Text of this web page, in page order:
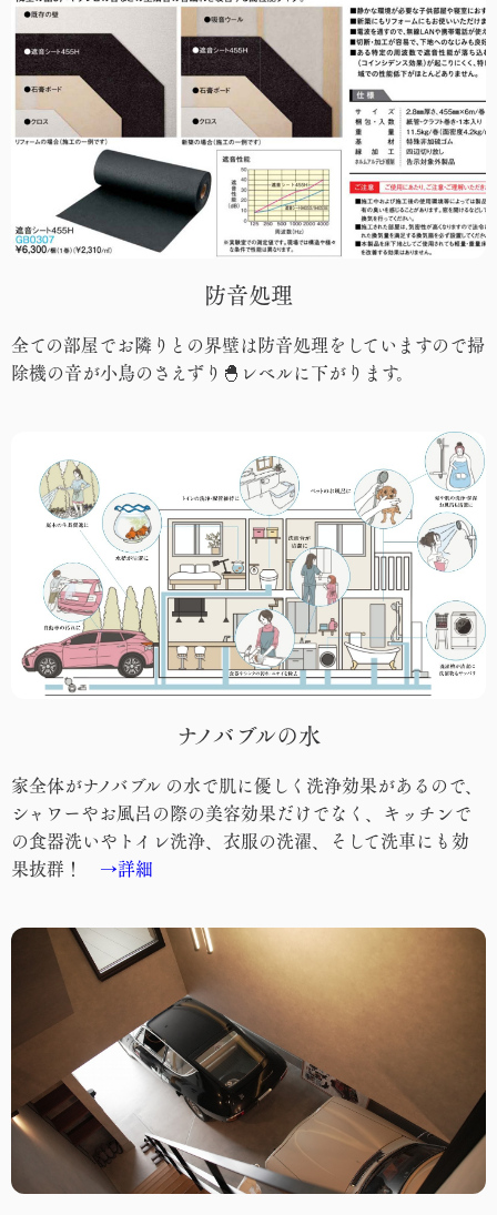
防音処理
全ての部屋でお隣りとの界壁は防音処理をしていますので掃
除機の音が小鳥のさえずり🐣レベルに下がります。
ナノバブルの水
家全体がナノバブル の水で肌に優しく洗浄効果があるので、
シャワーやお風呂の際の美容効果だけでなく、キッチンで
の食器洗いやトイレ洗浄、衣服の洗濯、そして洗車にも効
果抜群！ →詳細